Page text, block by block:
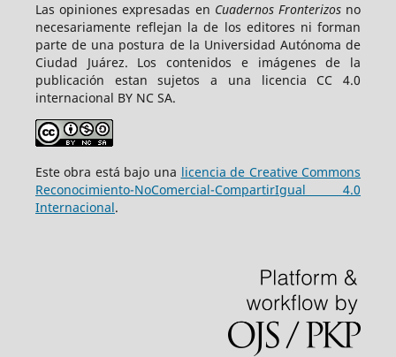
Las opiniones expresadas en Cuadernos Fronterizosno
necesariamente reflejan la de los editores ni forman
parte de una postura de la Universidad Autónoma de
Ciudad Juárez. Los contenidos e imágenes de la
publicación estan sujetos a una licencia CC 4.0
internacional BY NC SA.
Este obra está bajo una licencia de Creative Commons
Reconocimiento-NoComercial-CompartirIgual 4.0
Internacional.